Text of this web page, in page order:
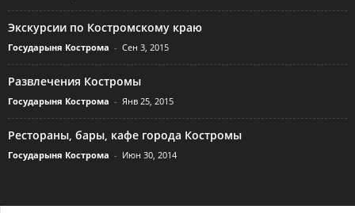
Экскурсии по Костромскому краю
Государыня Кострома - Сен 3, 2015
Развлечения Костромы
Государыня Кострома - Янв 25, 2015
Рестораны, бары, кафе города Костромы
Государыня Кострома - Июн 30, 2014